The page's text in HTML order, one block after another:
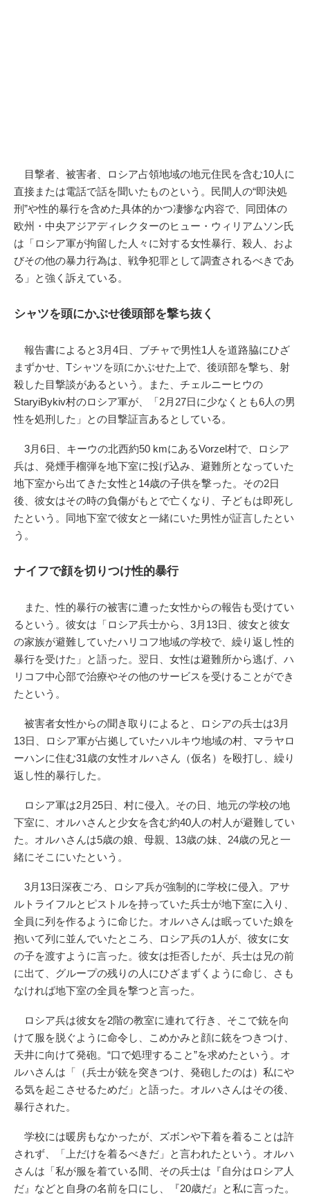
目撃者、被害者、ロシア占領地域の地元住民を含む10人に
直接または電話で話を聞いたものという。民間人の“即決処
刑”や性的暴行を含めた具体的かつ凄惨な内容で、同団体の
欧州・中央アジアディレクターのヒュー・ウィリアムソン氏
は「ロシア軍が拘留した人々に対する女性暴行、殺人、およ
びその他の暴力行為は、戦争犯罪として調査されるべきであ
る」と強く訴えている。
シャツを頭にかぶせ後頭部を撃ち抜く
報告書によると3月4日、ブチャで男性1人を道路脇にひざ
まずかせ、Tシャツを頭にかぶせた上で、後頭部を撃ち、射
殺した目撃談があるという。また、チェルニーヒウの
StaryiBykiv村のロシア軍が、「2月27日に少なくとも6人の男
性を処刑した」との目撃証言あるとしている。
3月6日、キーウの北西約50 kmにあるVorzel村で、ロシア
兵は、発煙手榴弾を地下室に投げ込み、避難所となっていた
地下室から出てきた女性と14歳の子供を撃った。その2日
後、彼女はその時の負傷がもとで亡くなり、子どもは即死し
たという。同地下室で彼女と一緒にいた男性が証言したとい
う。
ナイフで顔を切りつけ性的暴行
また、性的暴行の被害に遭った女性からの報告も受けてい
るという。彼女は「ロシア兵士から、3月13日、彼女と彼女
の家族が避難していたハリコフ地域の学校で、繰り返し性的
暴行を受けた」と語った。翌日、女性は避難所から逃げ、ハ
リコフ中心部で治療やその他のサービスを受けることができ
たという。
被害者女性からの聞き取りによると、ロシアの兵士は3月
13日、ロシア軍が占拠していたハルキウ地域の村、マラヤロ
ーハンに住む31歳の女性オルハさん（仮名）を殴打し、繰り
返し性的暴行した。
ロシア軍は2月25日、村に侵入。その日、地元の学校の地
下室に、オルハさんと少女を含む約40人の村人が避難してい
た。オルハさんは5歳の娘、母親、13歳の妹、24歳の兄と一
緒にそこにいたという。
3月13日深夜ごろ、ロシア兵が強制的に学校に侵入。アサ
ルトライフルとピストルを持っていた兵士が地下室に入り、
全員に列を作るように命じた。オルハさんは眠っていた娘を
抱いて列に並んでいたところ、ロシア兵の1人が、彼女に女
の子を渡すように言った。彼女は拒否したが、兵士は兄の前
に出て、グループの残りの人にひざまずくように命じ、さも
なければ地下室の全員を撃つと言った。
ロシア兵は彼女を2階の教室に連れて行き、そこで銃を向
けて服を脱ぐように命令し、こめかみと顔に銃をつきつけ、
天井に向けて発砲。“口で処理すること”を求めたという。オ
ルハさんは「（兵士が銃を突きつけ、発砲したのは）私にや
る気を起こさせるためだ」と語った。オルハさんはその後、
暴行された。
学校には暖房もなかったが、ズボンや下着を着ることは許
されず、「上だけを着るべきだ」と言われたという。オルハ
さんは「私が服を着ている間、その兵士は『自分はロシア人
だ』などと自身の名前を口にし、『20歳だ』と私に言った。